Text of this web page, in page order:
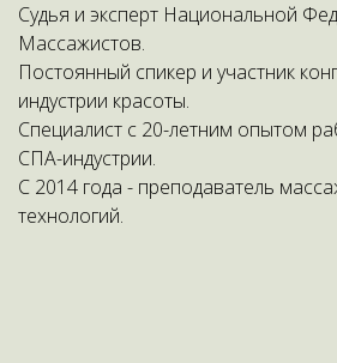
Судья и эксперт Национальной
Массажистов.
Постоянный спикер и участник
индустрии красоты.
Специалист с 20-летним опытом
СПА-индустрии.
С 2014 года - преподаватель
технологий.